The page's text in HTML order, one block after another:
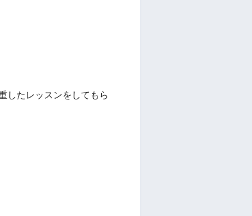
したレッスンをしてもら